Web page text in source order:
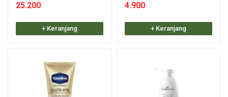
25.200
+ Keranjang
4.900
+ Keranjang